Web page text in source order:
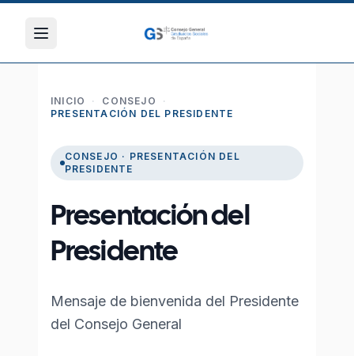
INICIO · CONSEJO
·
PRESENTACIÓN DEL PRESIDENTE
CONSEJO · PRESENTACIÓN DEL
PRESIDENTE
Presentación del
Presidente
Mensaje de bienvenida del Presidente
del Consejo General